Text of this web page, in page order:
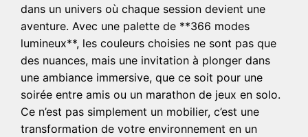
dans un univers où chaque session devient une
aventure. Avec une palette de **366 modes
lumineux**, les couleurs choisies ne sont pas que
des nuances, mais une invitation à plonger dans
une ambiance immersive, que ce soit pour une
soirée entre amis ou un marathon de jeux en solo.
Ce n’est pas simplement un mobilier, c’est une
transformation de votre environnement en un